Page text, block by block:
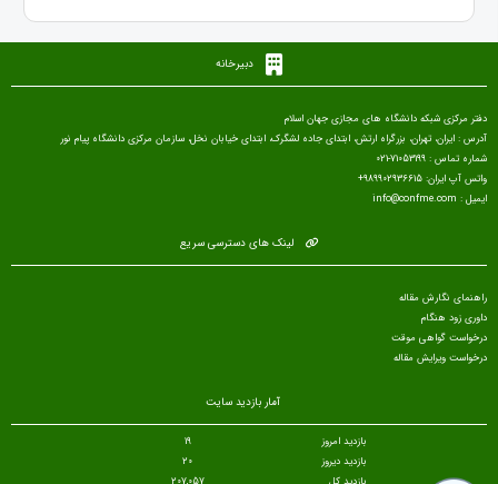
دبیرخانه
دفتر مرکزی شبکه دانشگاه های مجازی جهان اسلام
آدرس : ایران، تهران، بزرگراه ارتش، ابتدای جاده لشگرک، ابتدای خیابان نخل، سازمان مرکزی دانشگاه پیام نور
شماره تماس : 71053199-021
واتس آپ ایران: 989902936615+
ایمیل : info@confme.com
لینک های دسترسی سریع
راهنمای نگارش مقاله
داوری زود هنگام
درخواست گواهی موقت
درخواست ویرایش مقاله
آمار بازدید سایت
بازدید امروز
19
بازدید دیروز
20